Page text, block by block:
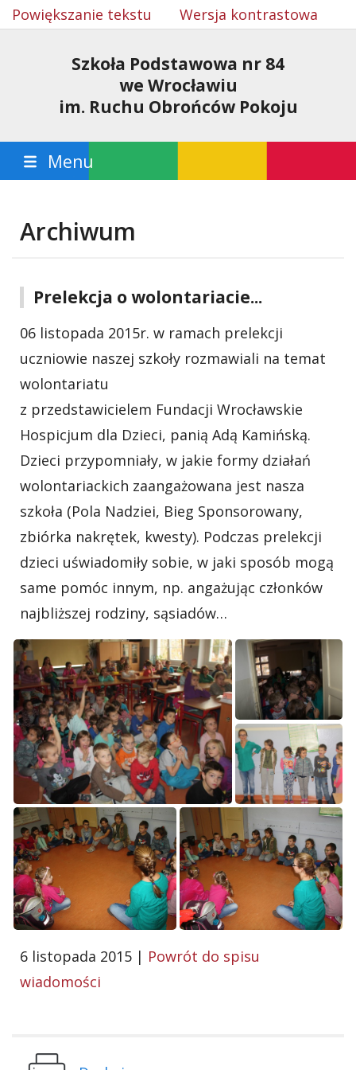
Powiększanie tekstu Wersja kontrastowa
Szkoła Podstawowa nr 84
we Wrocławiu
im. Ruchu Obrońców Pokoju
Menu
Archiwum
Prelekcja o wolontariacie...
06 listopada 2015r. w ramach prelekcji
uczniowie naszej szkoły rozmawiali na temat
wolontariatu
z przedstawicielem Fundacji Wrocławskie
Hospicjum dla Dzieci, panią Adą Kamińską.
Dzieci przypomniały, w jakie formy działań
wolontariackich zaangażowana jest nasza
szkoła (Pola Nadziei, Bieg Sponsorowany,
zbiórka nakrętek, kwesty). Podczas prelekcji
dzieci uświadomiły sobie, w jaki sposób mogą
same pomóc innym, np. angażując członków
najbliższej rodziny, sąsiadów…
6 listopada 2015 | Powrót do spisu
wiadomości